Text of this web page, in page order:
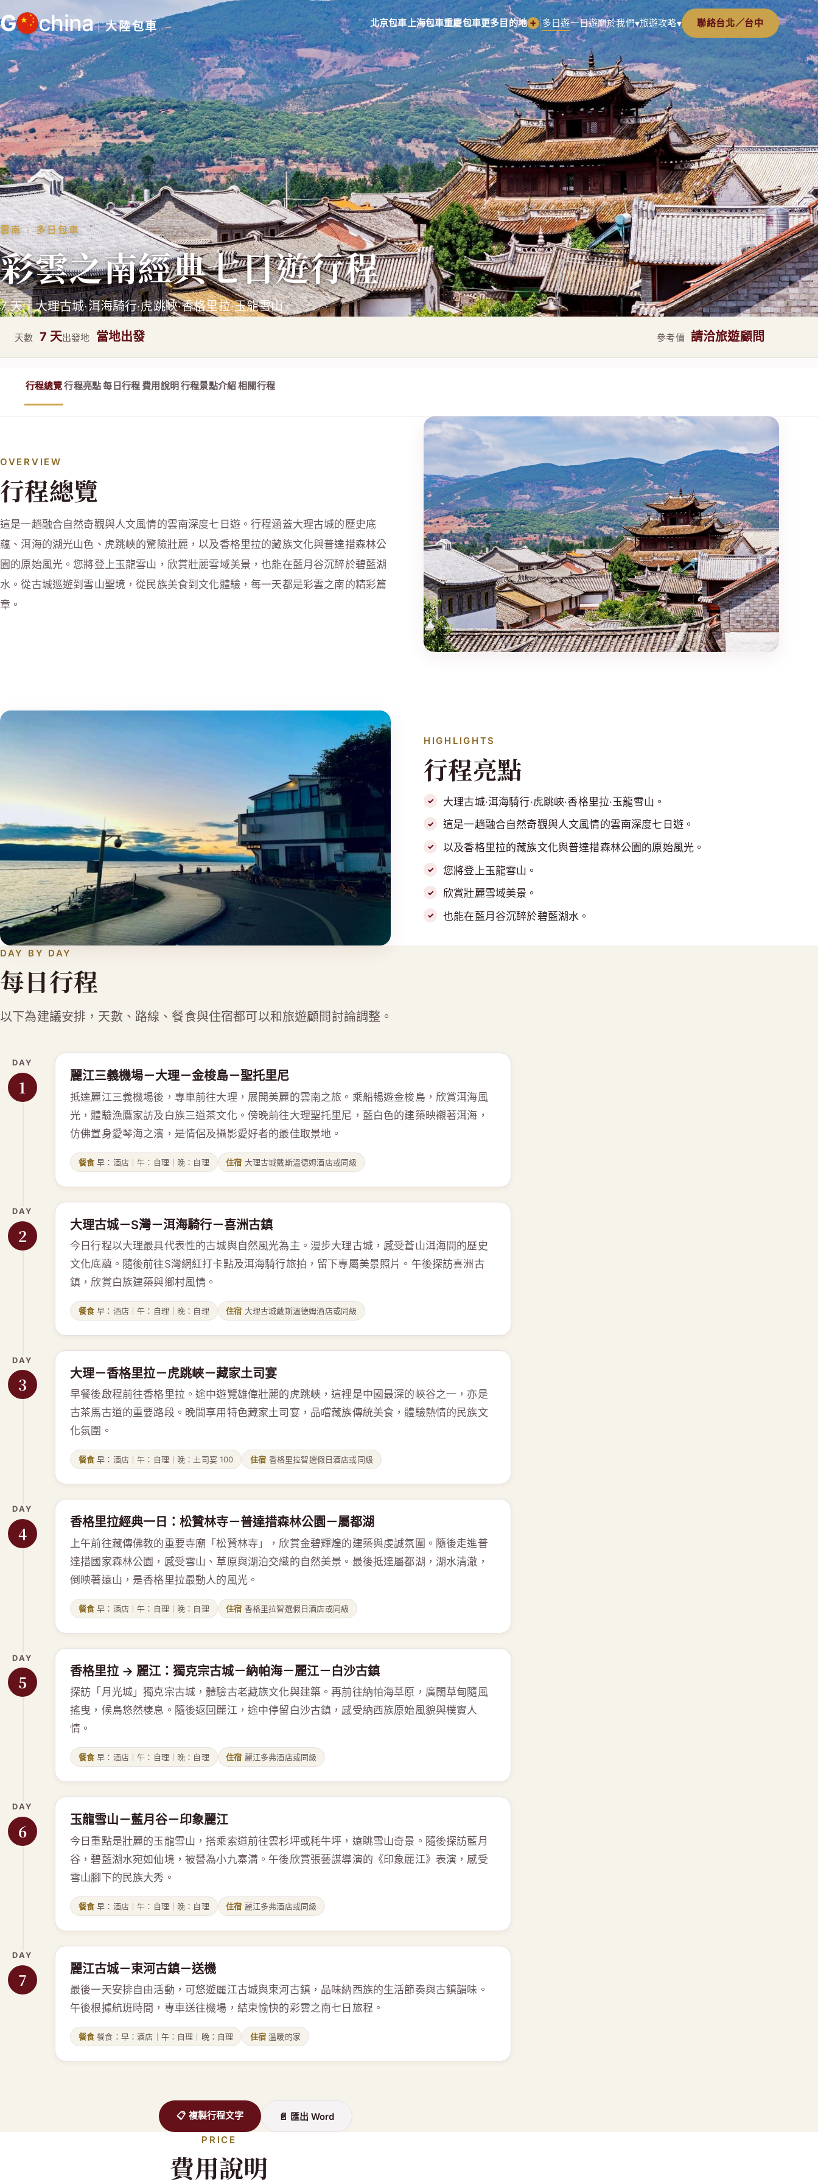
至
主
要
內
容
G china 大陸包車 北京包車上海包車重慶包車更多目的地 |多日遊一日遊關於我們▾旅遊攻略▾ 聯絡台北／台中
雲南 ‧ 多日包車
彩雲之南經典七日遊行程
7 天｜大理古城·洱海騎行·虎跳峽·香格里拉·玉龍雪山
天數 7 天出發地 當地出發 參考價 請洽旅遊顧問
行程總覽行程亮點每日行程 費用說明行程景點介紹相關行程
OVERVIEW
行程總覽
這是一趟融合自然奇觀與人文風情的雲南深度七日遊。行程涵蓋大理古城的歷史底
蘊、洱海的湖光山色、虎跳峽的驚險壯麗，以及香格里拉的藏族文化與普達措森林公
園的原始風光。您將登上玉龍雪山，欣賞壯麗雪域美景，也能在藍月谷沉醉於碧藍湖
水。從古城巡遊到雪山聖境，從民族美食到文化體驗，每一天都是彩雲之南的精彩篇
章。
HIGHLIGHTS
行程亮點
大理古城·洱海騎行·虎跳峽·香格里拉·玉龍雪山。
這是一趟融合自然奇觀與人文風情的雲南深度七日遊。
以及香格里拉的藏族文化與普達措森林公園的原始風光。
您將登上玉龍雪山。
欣賞壯麗雪域美景。
也能在藍月谷沉醉於碧藍湖水。
DAY BY DAY
每日行程
以下為建議安排，天數、路線、餐食與住宿都可以和旅遊顧問討論調整。
DAY
1
麗江三義機場－大理－金梭島－聖托里尼
抵達麗江三義機場後，專車前往大理，展開美麗的雲南之旅。乘船暢遊金梭島，欣賞洱海風
光，體驗漁鷹家訪及白族三道茶文化。傍晚前往大理聖托里尼，藍白色的建築映襯著洱海，
仿佛置身愛琴海之濱，是情侶及攝影愛好者的最佳取景地。
餐食 早：酒店｜午：自理｜晚：自理 住宿 大理古城戴斯溫德姆酒店或同級
DAY
2
大理古城－S灣－洱海騎行－喜洲古鎮
今日行程以大理最具代表性的古城與自然風光為主。漫步大理古城，感受蒼山洱海間的歷史
文化底蘊。隨後前往S灣網紅打卡點及洱海騎行旅拍，留下專屬美景照片。午後探訪喜洲古
鎮，欣賞白族建築與鄉村風情。
餐食 早：酒店｜午：自理｜晚：自理 住宿 大理古城戴斯溫德姆酒店或同級
DAY
3
大理－香格里拉－虎跳峽－藏家土司宴
早餐後啟程前往香格里拉。途中遊覽雄偉壯麗的虎跳峽，這裡是中國最深的峽谷之一，亦是
古茶馬古道的重要路段。晚間享用特色藏家土司宴，品嚐藏族傳統美食，體驗熱情的民族文
化氛圍。
餐食 早：酒店｜午：自理｜晚：土司宴 100 住宿 香格里拉智選假日酒店或同級
DAY
4
香格里拉經典一日：松贊林寺－普達措森林公園－屬都湖
上午前往藏傳佛教的重要寺廟「松贊林寺」，欣賞金碧輝煌的建築與虔誠氛圍。隨後走進普
達措國家森林公園，感受雪山、草原與湖泊交織的自然美景。最後抵達屬都湖，湖水清澈，
倒映著遠山，是香格里拉最動人的風光。
餐食 早：酒店｜午：自理｜晚：自理 住宿 香格里拉智選假日酒店或同級
DAY
5
香格里拉 → 麗江：獨克宗古城－納帕海－麗江－白沙古鎮
探訪「月光城」獨克宗古城，體驗古老藏族文化與建築。再前往納帕海草原，廣闊草甸隨風
搖曳，候鳥悠然棲息。隨後返回麗江，途中停留白沙古鎮，感受納西族原始風貌與樸實人
情。
餐食 早：酒店｜午：自理｜晚：自理 住宿 麗江多弗酒店或同級
DAY
6
玉龍雪山－藍月谷－印象麗江
今日重點是壯麗的玉龍雪山，搭乘索道前往雲杉坪或秏牛坪，遠眺雪山奇景。隨後探訪藍月
谷，碧藍湖水宛如仙境，被譽為小九寨溝。午後欣賞張藝謀導演的《印象麗江》表演，感受
雪山腳下的民族大秀。
餐食 早：酒店｜午：自理｜晚：自理 住宿 麗江多弗酒店或同級
DAY
7
麗江古城－束河古鎮－送機
最後一天安排自由活動，可悠遊麗江古城與束河古鎮，品味納西族的生活節奏與古鎮韻味。
午後根據航班時間，專車送往機場，結束愉快的彩雲之南七日旅程。
餐食 餐食：早：酒店｜午：自理｜晚：自理 住宿 溫暖的家
📋 複製行程文字
📄 匯出 Word
PRICE
費用說明